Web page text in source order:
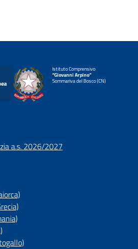
Istituto Comprensivo
“Giovanni Arpino”
Sommariva del Bosco (CN)
a.s. 2026/2027